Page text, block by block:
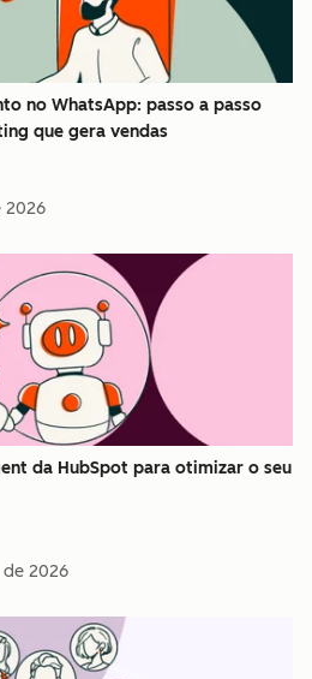
no WhatsApp: passo a passo
que gera vendas
2026
da HubSpot para otimizar o seu
de 2026